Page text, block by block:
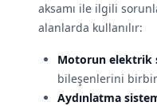
aksamı ile ilgili
alanlarda kullanılır:
Motorun elektrik
bileşenlerini
Aydınlatma